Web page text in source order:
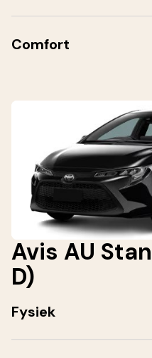
Comfort
Avis AU
D)
Fysiek